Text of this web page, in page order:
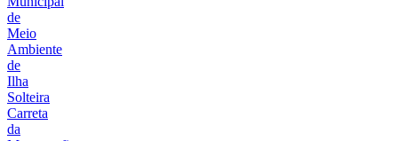
de
Meio
Ambiente
de
Ilha
Solteira
Carreta
da